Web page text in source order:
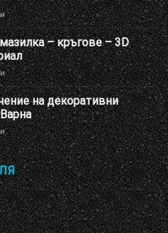
Шоу
РУМ
Адиколор
за
Нова
декоративна
мазилка
с
имитация
на
перлени
тухлички
– кръгове – 3D
за
Нова
декоративна
мазилка
–
кръгове
–
3D
ефект
с
VELE
материал
на декоративни
за
Презентация
и
обучение
на
декоративни
мазилки
Адиколор
Варна